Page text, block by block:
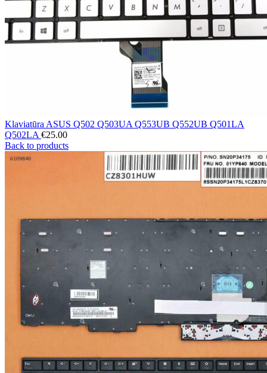
Klaviatūra ASUS Q502 Q503UA Q553UB Q552UB Q501LA
Q502LA €25.00
Back to products